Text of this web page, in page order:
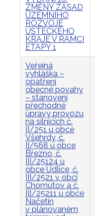
ZMĚNY ZÁSAD
ÚZEMNÍHO
ROZVOJE
ÚSTECKÉHO
KRAJE V RÁMCI
ETAPY 1
Veřejná
vyhláška –
opatření
obecné povahy
– stanovení
přechodné
úpravy provozu
na silnicích č.
II/251 u obce
Všehrdy, č.
II/568 u obce
Březno, č.
III/25124 u
obce Údlice, č.
III/2521 v obci
Chomutov a č.
III/25211 u obce
Načetín
v plánovaném